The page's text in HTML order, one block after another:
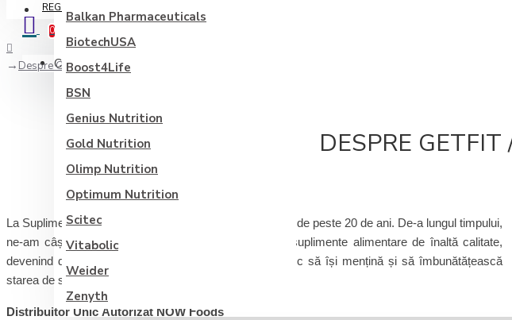
0
Coșul este gol!
Balkan Pharmaceuticals
BiotechUSA
Boost4Life
BSN
Genius Nutrition
Gold Nutrition
Olimp Nutrition
Optimum Nutrition
Scitec
Vitabolic
Weider
Zenyth
REGISTER
Despre GetFIT / suplimente.ro
DESPRE
La Suplimente.ro, ne dedicăm sănătății și bunăstării tale de peste 20 de ani. De-a lungul timpului,
ne-am câștigat reputația de furnizor de încredere de suplimente alimentare de înaltă calitate,
devenind destinația principală pentru cei care își doresc să își mențină și să îmbunătățească
starea de sănătate.
Distribuitor Unic Autorizat NOW Foods